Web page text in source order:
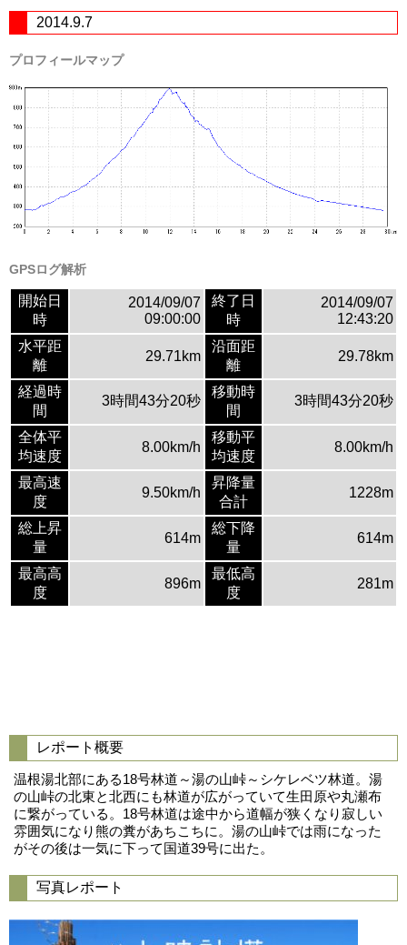
2014.9.7
プロフィールマップ
GPSログ解析
開始日
時
2014/09/07
09:00:00
終了日
時
2014/09/07
12:43:20
水平距
離
29.71km
沿面距
離
29.78km
経過時
間
3時間43分20秒
移動時
間
3時間43分20秒
全体平
均速度
8.00km/h
移動平
均速度
8.00km/h
最高速
度
9.50km/h
昇降量
合計
1228m
総上昇
量
614m
総下降
量
614m
最高高
度
896m
最低高
度
281m
レポート概要
温根湯北部にある18号林道～湯の山峠～シケレベツ林道。湯
の山峠の北東と北西にも林道が広がっていて生田原や丸瀬布
に繋がっている。18号林道は途中から道幅が狭くなり寂しい
雰囲気になり熊の糞があちこちに。湯の山峠では雨になった
がその後は一気に下って国道39号に出た。
写真レポート